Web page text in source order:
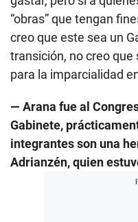
“obras” que tengan
creo que este sea un
transición, no creo
para la imparcialidad
— Arana fue al
Gabinete,
integrantes son una
Adrianzén, quien